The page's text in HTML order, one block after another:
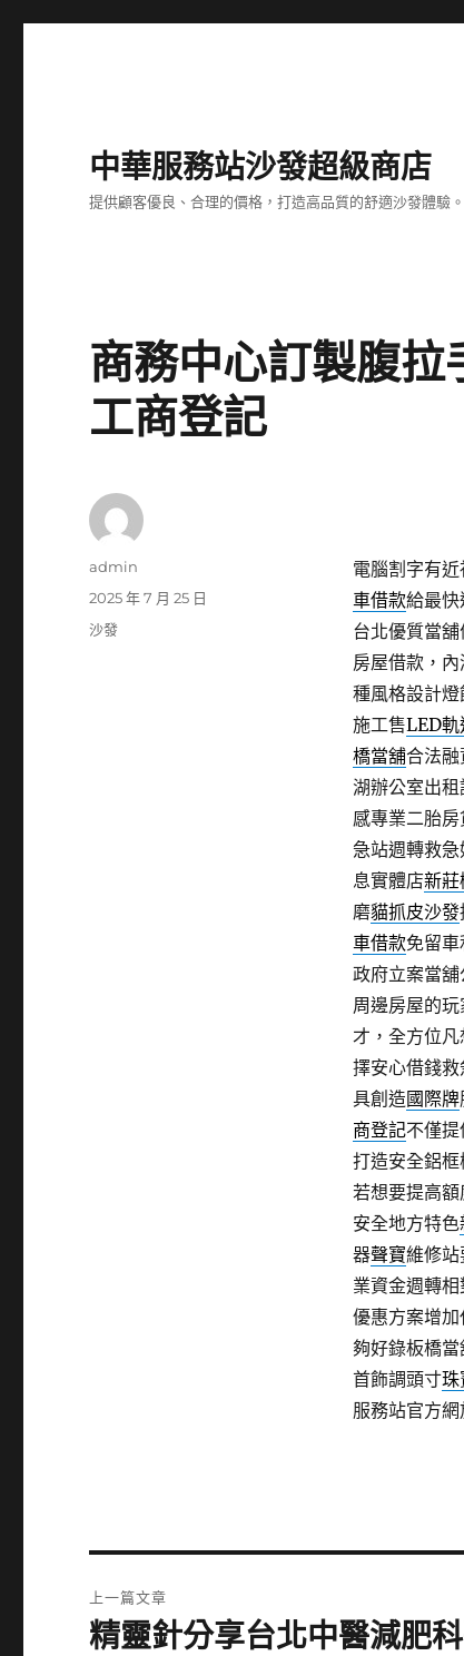
中華服務站沙發超級商店
提供顧客優良、合理的價格，打造高品質的舒適沙發體驗
商務中心訂製腹拉
工商登記
電腦割字有
車借款給最快
台北優質當
房屋借款，
種風格設計
施工售LED軌
橋當舖合法
湖辦公室出
感專業二胎
急站週轉救急
息實體店新莊
磨貓抓皮沙發
車借款免留
政府立案當
周邊房屋的
才，全方位
擇安心借錢
具創造國際牌
商登記不僅提
打造安全鋁
若想要提高
安全地方特色
器聲寶維修
業資金週轉
優惠方案增
夠好錄板橋
首飾調頭寸珠
服務站官方
作
admin
發
佈
2025 年 7 月 25 日
分
沙發
章
上一篇文章
上
精靈針分享台北中醫減肥